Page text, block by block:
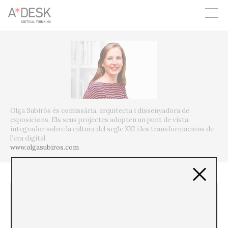
seguim necessitant-te per a poder seguir endavant. Ara pots
participar del projecte i recolzar-lo.
Olga Subirós és comissària, arquitecta i dissenyadora de
exposicions. Els seus projectes adopten un punt de vista
integrador sobre la cultura del segle XXI i les transformacions de
l’era digital.
www.olgasubiros.com